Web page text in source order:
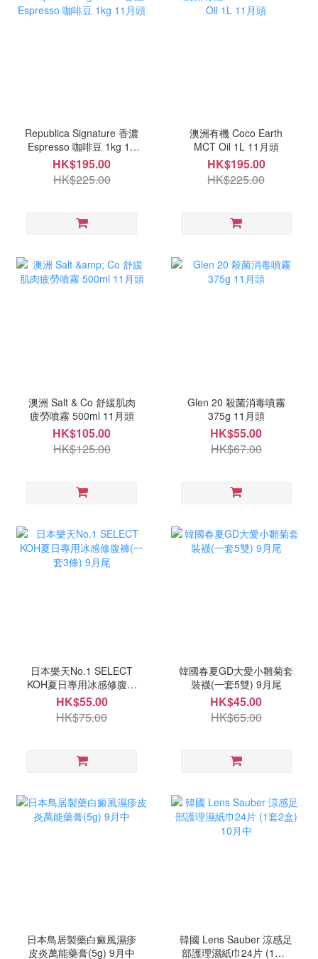
Republica Signature 香濃
Espresso 咖啡豆 1kg 11
月頭
HK$195.00
HK$225.00
澳洲有機 Coco Earth
MCT Oil 1L 11月頭
HK$195.00
HK$225.00
澳洲 Salt & Co 舒緩肌肉
疲勞噴霧 500ml 11月頭
HK$105.00
HK$125.00
Glen 20 殺菌消毒噴霧
375g 11月頭
HK$55.00
HK$67.00
日本樂天No.1 SELECT
KOH夏日專用冰感修腹褲
(一套3條) 9月尾
HK$55.00
HK$75.00
韓國春夏GD大愛小雛菊套
裝襪(一套5雙) 9月尾
HK$45.00
HK$65.00
日本鳥居製藥白癜風濕疹
皮炎萬能藥膏(5g) 9月中
韓國 Lens Sauber 涼感足
部護理濕紙巾24片 (1套2